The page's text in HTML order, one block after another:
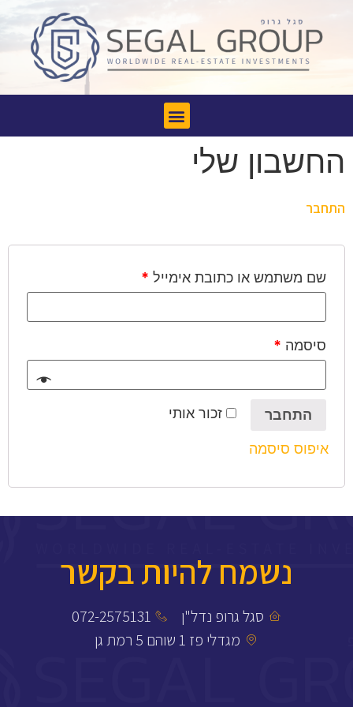
החשבון שלי
התחבר
שם משתמש או כתובת אימייל *
סיסמה *
זכור אותי התחבר
איפוס סיסמה
נשמח להיות בקשר
סגל גרופ נדל"ן
072-2575131
מגדלי פז 1 שוהם 5 רמת גן